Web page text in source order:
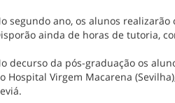
segundo ano, os alunos
ainda de horas de tutoria,
decurso da pós-graduação os
Hospital Virgem Macarena